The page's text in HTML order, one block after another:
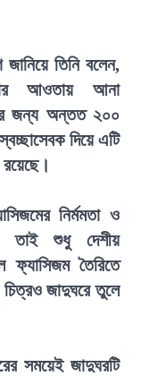
জানিয়ে তিনি বলেন,
আওতায় আনা
জন্য অন্তত ২০০
দিয়ে এটি
নির্মমতা ও
তাই শুধু দেশীয়
ফ্যাসিজম তৈরিতে
জাদুঘরে তুলে
সময়েই জাদুঘরটি